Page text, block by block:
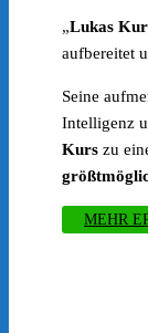
„Lukas
aufbereitet
Seine
Intelligenz
Kurs zu
MEHR